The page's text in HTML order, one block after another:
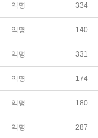
익명 334
익명 140
익명 331
익명 174
익명 180
익명 287